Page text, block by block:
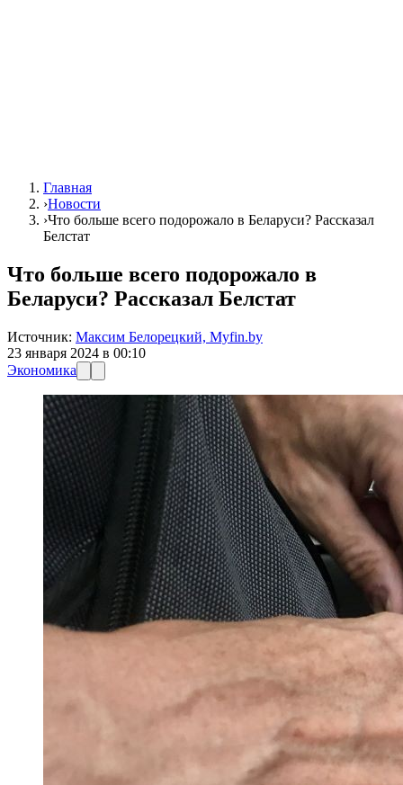
Главная
›Новости
›Что больше всего подорожало в Беларуси? Рассказал
Белстат
Что больше всего подорожало в
Беларуси? Рассказал Белстат
Источник: Максим Белорецкий, Myfin.by
23 января 2024 в 00:10
Экономика